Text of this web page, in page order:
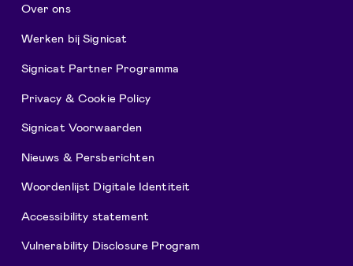
Over ons
Werken bij Signicat
Signicat Partner Programma
Privacy & Cookie Policy
Signicat Voorwaarden
Nieuws & Persberichten
Woordenlijst Digitale Identiteit
Accessibility statement
Vulnerability Disclosure Program